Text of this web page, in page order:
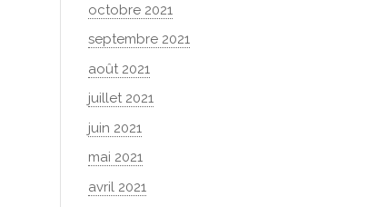
octobre 2021
septembre 2021
août 2021
juillet 2021
juin 2021
mai 2021
avril 2021